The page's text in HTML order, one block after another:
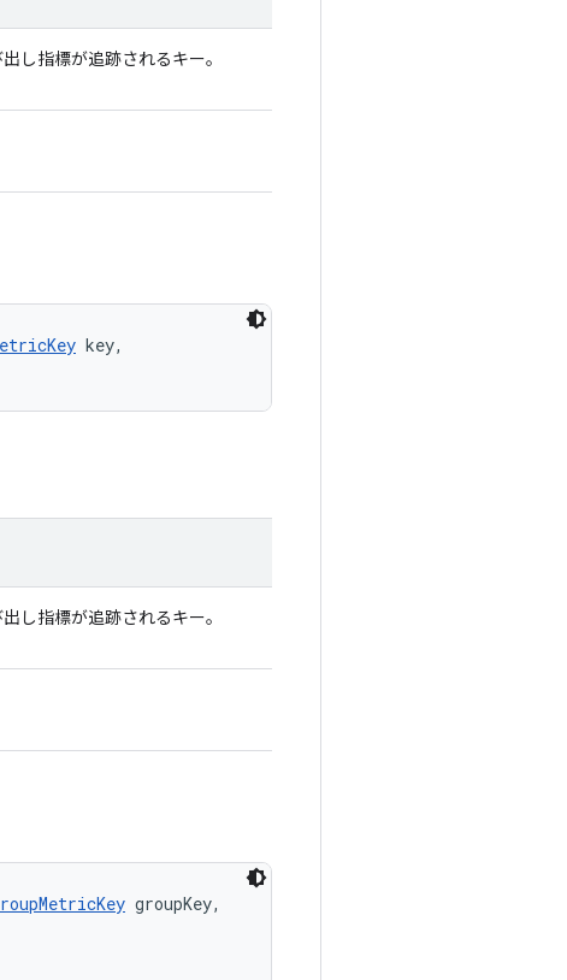
し指標が追跡されるキー。
key,
し指標が追跡されるキー。
groupKey,